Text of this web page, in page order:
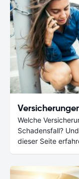
Welche
Schadensfall?
dieser Seite